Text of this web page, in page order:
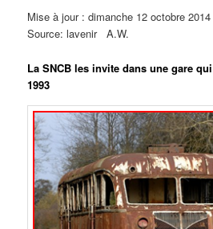
Mise à jour : dimanche 12 octobre
Source: lavenir A.W.
La SNCB les invite dans une gare
1993